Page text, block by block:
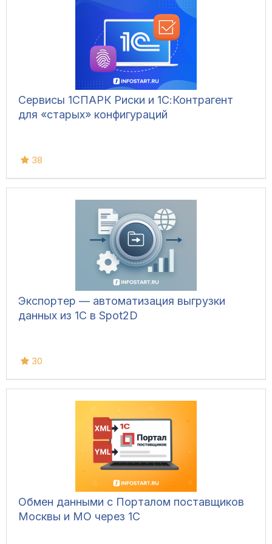
Сервисы 1СПАРК Риски и 1С:Контрагент
для «старых» конфигураций
38
Экспортер — автоматизация выгрузки
данных из 1С в Spot2D
30
Обмен данными с Порталом поставщиков
Москвы и МО через 1С